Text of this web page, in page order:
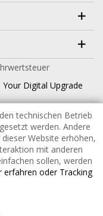
Your Digital Upgrade
technischen Betrieb
werden. Andere
Website erhöhen,
mit anderen
sollen, werden
erfahren oder Tracking